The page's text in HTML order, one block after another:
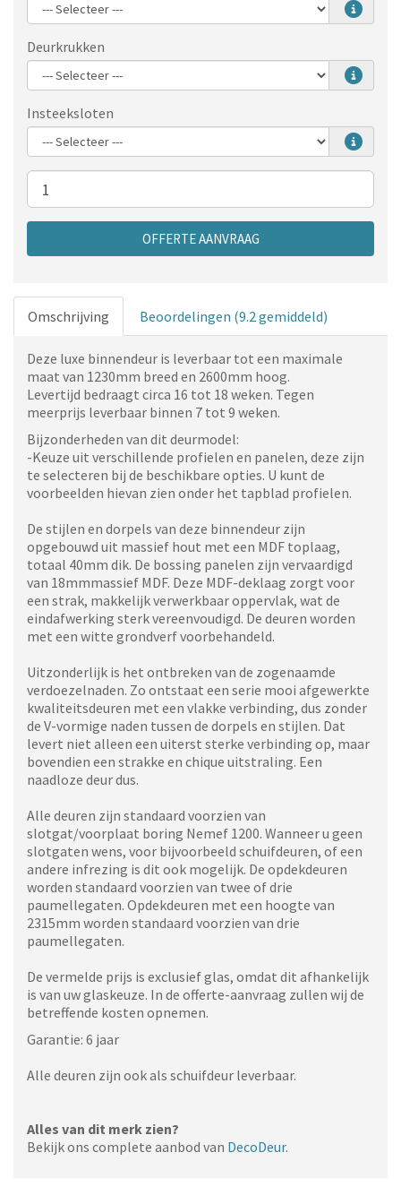
Deurkrukken
Insteeksloten
Aantal
OFFERTE AANVRAAG
Omschrijving Beoordelingen (9.2 gemiddeld)
Deze luxe binnendeur is leverbaar tot een maximale
maat van 1230mm breed en 2600mm hoog.
Levertijd bedraagt circa 16 tot 18 weken. Tegen
meerprijs leverbaar binnen 7 tot 9 weken.
Bijzonderheden van dit deurmodel:
-Keuze uit verschillende profielen en panelen, deze zijn
te selecteren bij de beschikbare opties. U kunt de
voorbeelden hievan zien onder het tapblad profielen.
De stijlen en dorpels van deze binnendeur zijn
opgebouwd uit massief hout met een MDF toplaag,
totaal 40mm dik. De bossing panelen zijn vervaardigd
van 18mmmassief MDF. Deze MDF-deklaag zorgt voor
een strak, makkelijk verwerkbaar oppervlak, wat de
eindafwerking sterk vereenvoudigd. De deuren worden
met een witte grondverf voorbehandeld.
Uitzonderlijk is het ontbreken van de zogenaamde
verdoezelnaden. Zo ontstaat een serie mooi afgewerkte
kwaliteitsdeuren met een vlakke verbinding, dus zonder
de V-vormige naden tussen de dorpels en stijlen. Dat
levert niet alleen een uiterst sterke verbinding op, maar
bovendien een strakke en chique uitstraling. Een
naadloze deur dus.
Alle deuren zijn standaard voorzien van
slotgat/voorplaat boring Nemef 1200. Wanneer u geen
slotgaten wens, voor bijvoorbeeld schuifdeuren, of een
andere infrezing is dit ook mogelijk. De opdekdeuren
worden standaard voorzien van twee of drie
paumellegaten. Opdekdeuren met een hoogte van
2315mm worden standaard voorzien van drie
paumellegaten.
De vermelde prijs is exclusief glas, omdat dit afhankelijk
is van uw glaskeuze. In de offerte-aanvraag zullen wij de
betreffende kosten opnemen.
Garantie: 6 jaar
Alle deuren zijn ook als schuifdeur leverbaar.
Alles van dit merk zien?
Bekijk ons complete aanbod van DecoDeur.